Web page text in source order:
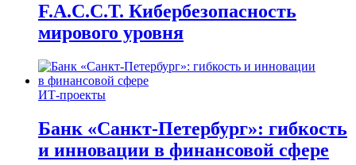
F.A.C.C.T. Кибербезопасность
мирового уровня
ИТ-проекты
Банк «Санкт-Петербург»: гибкость
и инновации в финансовой сфере